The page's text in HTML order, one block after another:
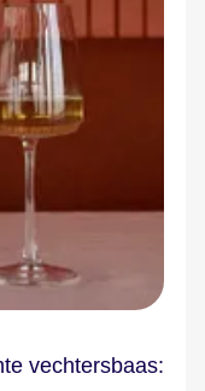
vechtersbaas: